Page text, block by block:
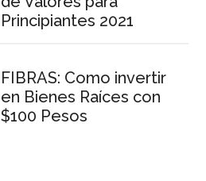
Principiantes 2021
FIBRAS: Como invertir
en Bienes Raíces con
$100 Pesos